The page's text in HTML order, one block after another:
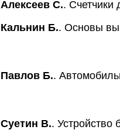
Алексеев С.. Счетчики
Кальнин Б.. Основы
Павлов Б..
Суетин В.. Устройство